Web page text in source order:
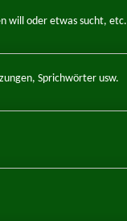
will oder etwas sucht, etc.
Sprichwörter usw.